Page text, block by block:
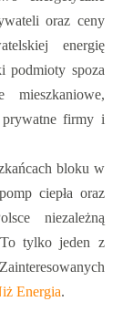
oraz ceny
energię
podmioty spoza
mieszkaniowe,
prywatne firmy i
bloku w
ciepła oraz
niezależną
To tylko jeden z
Energia.